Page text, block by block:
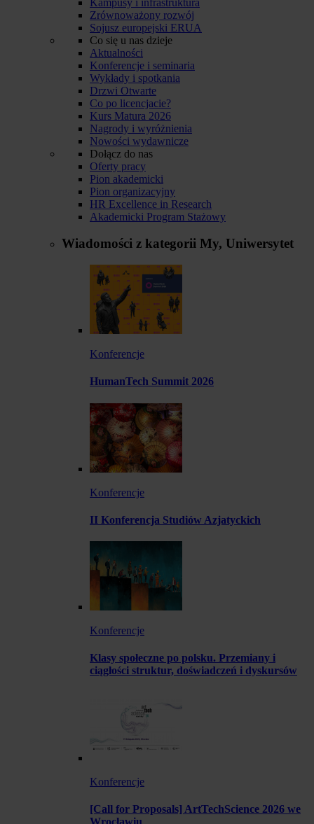
Zrównoważony rozwój
Sojusz europejski ERUA
Co się u nas dzieje
Aktualności
Konferencje i seminaria
Wykłady i spotkania
Drzwi Otwarte
Co po licencjacie?
Kurs Matura 2026
Nagrody i wyróżnienia
Nowości wydawnicze
Dołącz do nas
Oferty pracy
Pion akademicki
Pion organizacyjny
HR Excellence in Research
Akademicki Program Stażowy
Wiadomości z kategorii My, Uniwersytet
Konferencje
HumanTech Summit 2026
Konferencje
II Konferencja Studiów Azjatyckich
Konferencje
Klasy społeczne po polsku. Przemiany i
ciągłości struktur, doświadczeń i dyskursów
Konferencje
[Call for Proposals] ArtTechScience 2026 we
Wrocławiu